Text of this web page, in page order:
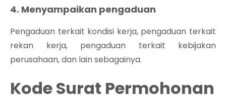
4. Menyampaikan pengaduan
Pengaduan terkait kondisi kerja, pengaduan terkait
rekan kerja, pengaduan terkait kebijakan
perusahaan, dan lain sebagainya.
Kode Surat Permohonan